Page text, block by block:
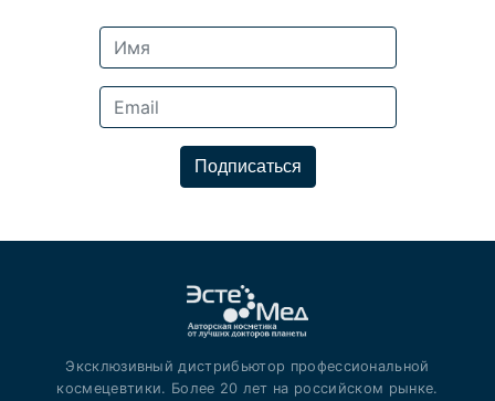
Подписаться
Эксклюзивный дистрибьютор профессиональной
космецевтики. Более 20 лет на российском рынке.